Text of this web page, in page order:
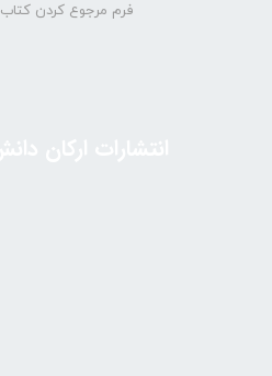
فرم مرجوع کردن کتاب